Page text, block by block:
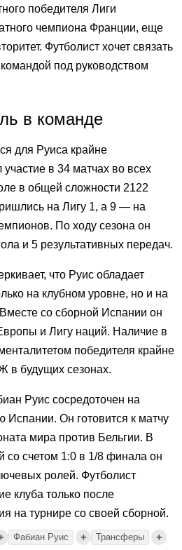
победителя Лиги
чемпиона Франции, еще
Футболист хочет связать
под руководством
в команде
для Руиса крайне
в 34 матчах во всех
в общей сложности 2122
на Лигу 1, а 9 — на
По ходу сезона он
и 5 результативных передач.
что Руис обладает
на клубном уровне, но и на
со сборной Испании он
и Лигу наций. Наличие в
победителя крайне
в будущих сезонах.
Руис сосредоточен на
Испании. Он готовится к матчу
мира против Бельгии. В
со счетом 1:0 в 1/8 финала он
ролей. Футболист
клуба только после
на турнире со своей сборной.
Фабиан Руис + Трансферы +